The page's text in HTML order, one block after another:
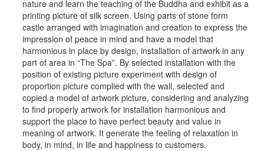
nature and learn the teaching of the Buddha and exhibit as a
printing picture of silk screen. Using parts of stone form
castle arranged with imagination and creation to express the
impression of peace in mind and have a model that
harmonious in place by design, installation of artwork in any
part of area in “The Spa”. By selected installation with the
position of existing picture experiment with design of
proportion picture complied with the wall, selected and
copied a model of artwork picture, considering and analyzing
to find properly artwork for installation harmonious and
support the place to have perfect beauty and value in
meaning of artwork. It generate the feeling of relaxation in
body, in mind, in life and happiness to customers.